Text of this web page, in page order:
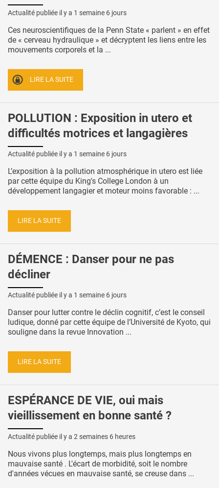
Actualité publiée il y a 1 semaine 6 jours
Ces neuroscientifiques de la Penn State « parlent » en effet
de « cerveau hydraulique » et décryptent les liens entre les
mouvements corporels et la ...
LIRE LA SUITE
POLLUTION : Exposition in utero et
difficultés motrices et langagières
Actualité publiée il y a 1 semaine 6 jours
L’exposition à la pollution atmosphérique in utero est liée
par cette équipe du King's College London à un
développement langagier et moteur moins favorable : ...
LIRE LA SUITE
DÉMENCE : Danser pour ne pas
décliner
Actualité publiée il y a 1 semaine 6 jours
Danser pour lutter contre le déclin cognitif, c’est le conseil
ludique, donné par cette équipe de l’Université de Kyoto, qui
souligne dans la revue Innovation ...
LIRE LA SUITE
ESPÉRANCE DE VIE, oui mais
vieillissement en bonne santé ?
Actualité publiée il y a 2 semaines 6 heures
Nous vivons plus longtemps, mais plus longtemps en
mauvaise santé . L'écart de morbidité, soit le nombre
d'années vécues en mauvaise santé, se creuse dans ...